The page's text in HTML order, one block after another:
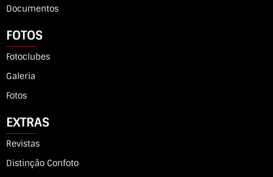
Documentos
FOTOS
Fotoclubes
Galeria
Fotos
EXTRAS
Revistas
Distinção Confoto